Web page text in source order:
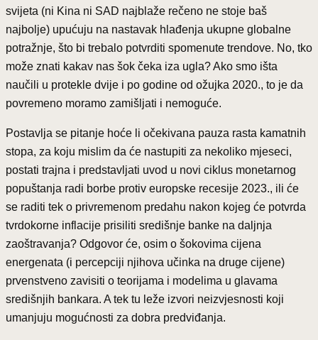
svijeta (ni Kina ni SAD najblaže rečeno ne stoje baš
najbolje) upućuju na nastavak hlađenja ukupne globalne
potražnje, što bi trebalo potvrditi spomenute trendove. No, tko
može znati kakav nas šok čeka iza ugla? Ako smo išta
naučili u protekle dvije i po godine od ožujka 2020., to je da
povremeno moramo zamišljati i nemoguće.
Postavlja se pitanje hoće li očekivana pauza rasta kamatnih
stopa, za koju mislim da će nastupiti za nekoliko mjeseci,
postati trajna i predstavljati uvod u novi ciklus monetarnog
popuštanja radi borbe protiv europske recesije 2023., ili će
se raditi tek o privremenom predahu nakon kojeg će potvrda
tvrdokorne inflacije prisiliti središnje banke na daljnja
zaoštravanja? Odgovor će, osim o šokovima cijena
energenata (i percepciji njihova učinka na druge cijene)
prvenstveno zavisiti o teorijama i modelima u glavama
središnjih bankara. A tek tu leže izvori neizvjesnosti koji
umanjuju mogućnosti za dobra predviđanja.